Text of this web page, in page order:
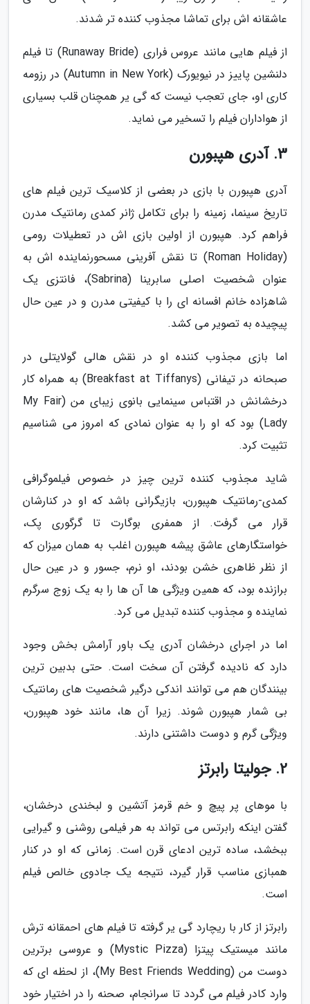
عاشقانه اش برای تماشا مجذوب کننده تر شدند.
از فیلم هایی مانند عروس فراری (Runaway Bride) تا فیلم
دلنشین پاییز در نیویورک (Autumn in New York) در رزومه
کاری او، جای تعجب نیست که گی یر همچنان قلب بسیاری
از هواداران فیلم را تسخیر می نماید.
3. آدری هپبورن
آدری هپبورن با بازی در بعضی از کلاسیک ترین فیلم های
تاریخ سینما، زمینه را برای تکامل ژانر کمدی رمانتیک مدرن
فراهم کرد. هپبورن از اولین بازی اش در تعطیلات رومی
(Roman Holiday) تا نقش آفرینی مسحورنماینده اش به
عنوان شخصیت اصلی سابرینا (Sabrina)، فانتزی یک
شاهزاده خانم افسانه ای را با کیفیتی مدرن و در عین حال
پیچیده به تصویر می کشد.
اما بازی مجذوب کننده او در نقش هالی گولایتلی در
صبحانه در تیفانی (Breakfast at Tiffanys) به همراه کار
درخشانش در اقتباس سینمایی بانوی زیبای من (My Fair
Lady) بود که او را به عنوان نمادی که امروز می شناسیم
تثبیت کرد.
شاید مجذوب کننده ترین چیز در خصوص فیلموگرافی
کمدی-رمانتیک هپبورن، بازیگرانی باشد که او در کنارشان
قرار می گرفت. از همفری بوگارت تا گرگوری پک،
خواستگارهای عاشق پیشه هپبورن اغلب به همان میزان که
از نظر ظاهری خشن بودند، او نرم، جسور و در عین حال
برازنده بود، که همین ویژگی ها آن ها را به یک زوج سرگرم
نماینده و مجذوب کننده تبدیل می کرد.
اما در اجرای درخشان آدری یک باور آرامش بخش وجود
دارد که نادیده گرفتن آن سخت است. حتی بدبین ترین
بینندگان هم می توانند اندکی درگیر شخصیت های رمانتیک
بی شمار هپبورن شوند. زیرا آن ها، مانند خود هپبورن،
ویژگی گرم و دوست داشتنی دارند.
2. جولیتا رابرتز
با موهای پر پیچ و خم قرمز آتشین و لبخندی درخشان،
گفتن اینکه رابرتس می تواند به هر فیلمی روشنی و گیرایی
ببخشد، ساده ترین ادعای قرن است. زمانی که او در کنار
همبازی مناسب قرار گیرد، نتیجه یک جادوی خالص فیلم
است.
رابرتز از کار با ریچارد گی یر گرفته تا فیلم های احمقانه ترش
مانند میستیک پیتزا (Mystic Pizza) و عروسی برترین
دوست من (My Best Friends Wedding)، از لحظه ای که
وارد کادر فیلم می گردد تا سرانجام، صحنه را در اختیار خود